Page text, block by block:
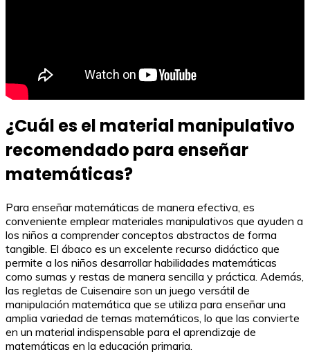
¿Cuál es el material manipulativo
recomendado para enseñar
matemáticas?
Para enseñar matemáticas de manera efectiva, es
conveniente emplear materiales manipulativos que ayuden a
los niños a comprender conceptos abstractos de forma
tangible. El ábaco es un excelente recurso didáctico que
permite a los niños desarrollar habilidades matemáticas
como sumas y restas de manera sencilla y práctica. Además,
las regletas de Cuisenaire son un juego versátil de
manipulación matemática que se utiliza para enseñar una
amplia variedad de temas matemáticos, lo que las convierte
en un material indispensable para el aprendizaje de
matemáticas en la educación primaria.